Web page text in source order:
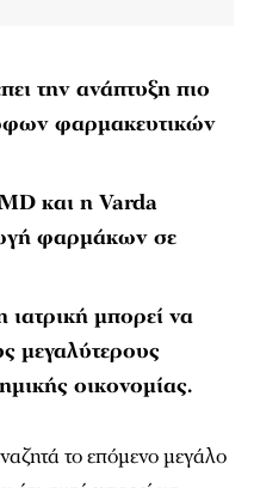
την ανάπτυξη πιο
φαρμακευτικών
και η Varda
φαρμάκων σε
ιατρική μπορεί να
μεγαλύτερους
οικονομίας.
το επόμενο μεγάλο